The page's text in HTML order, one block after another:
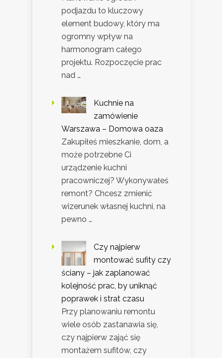
podjazdu to kluczowy
element budowy, który ma
ogromny wpływ na
harmonogram całego
projektu. Rozpoczęcie prac
nad …
Kuchnie na
zamówienie
Warszawa – Domowa oaza
Zakupiłeś mieszkanie, dom, a
może potrzebne Ci
urządzenie kuchni
pracowniczej? Wykonywałeś
remont? Chcesz zmienić
wizerunek własnej kuchni, na
pewno …
Czy najpierw
montować sufity czy
ściany – jak zaplanować
kolejność prac, by uniknąć
poprawek i strat czasu
Przy planowaniu remontu
wiele osób zastanawia się,
czy najpierw zająć się
montażem sufitów, czy